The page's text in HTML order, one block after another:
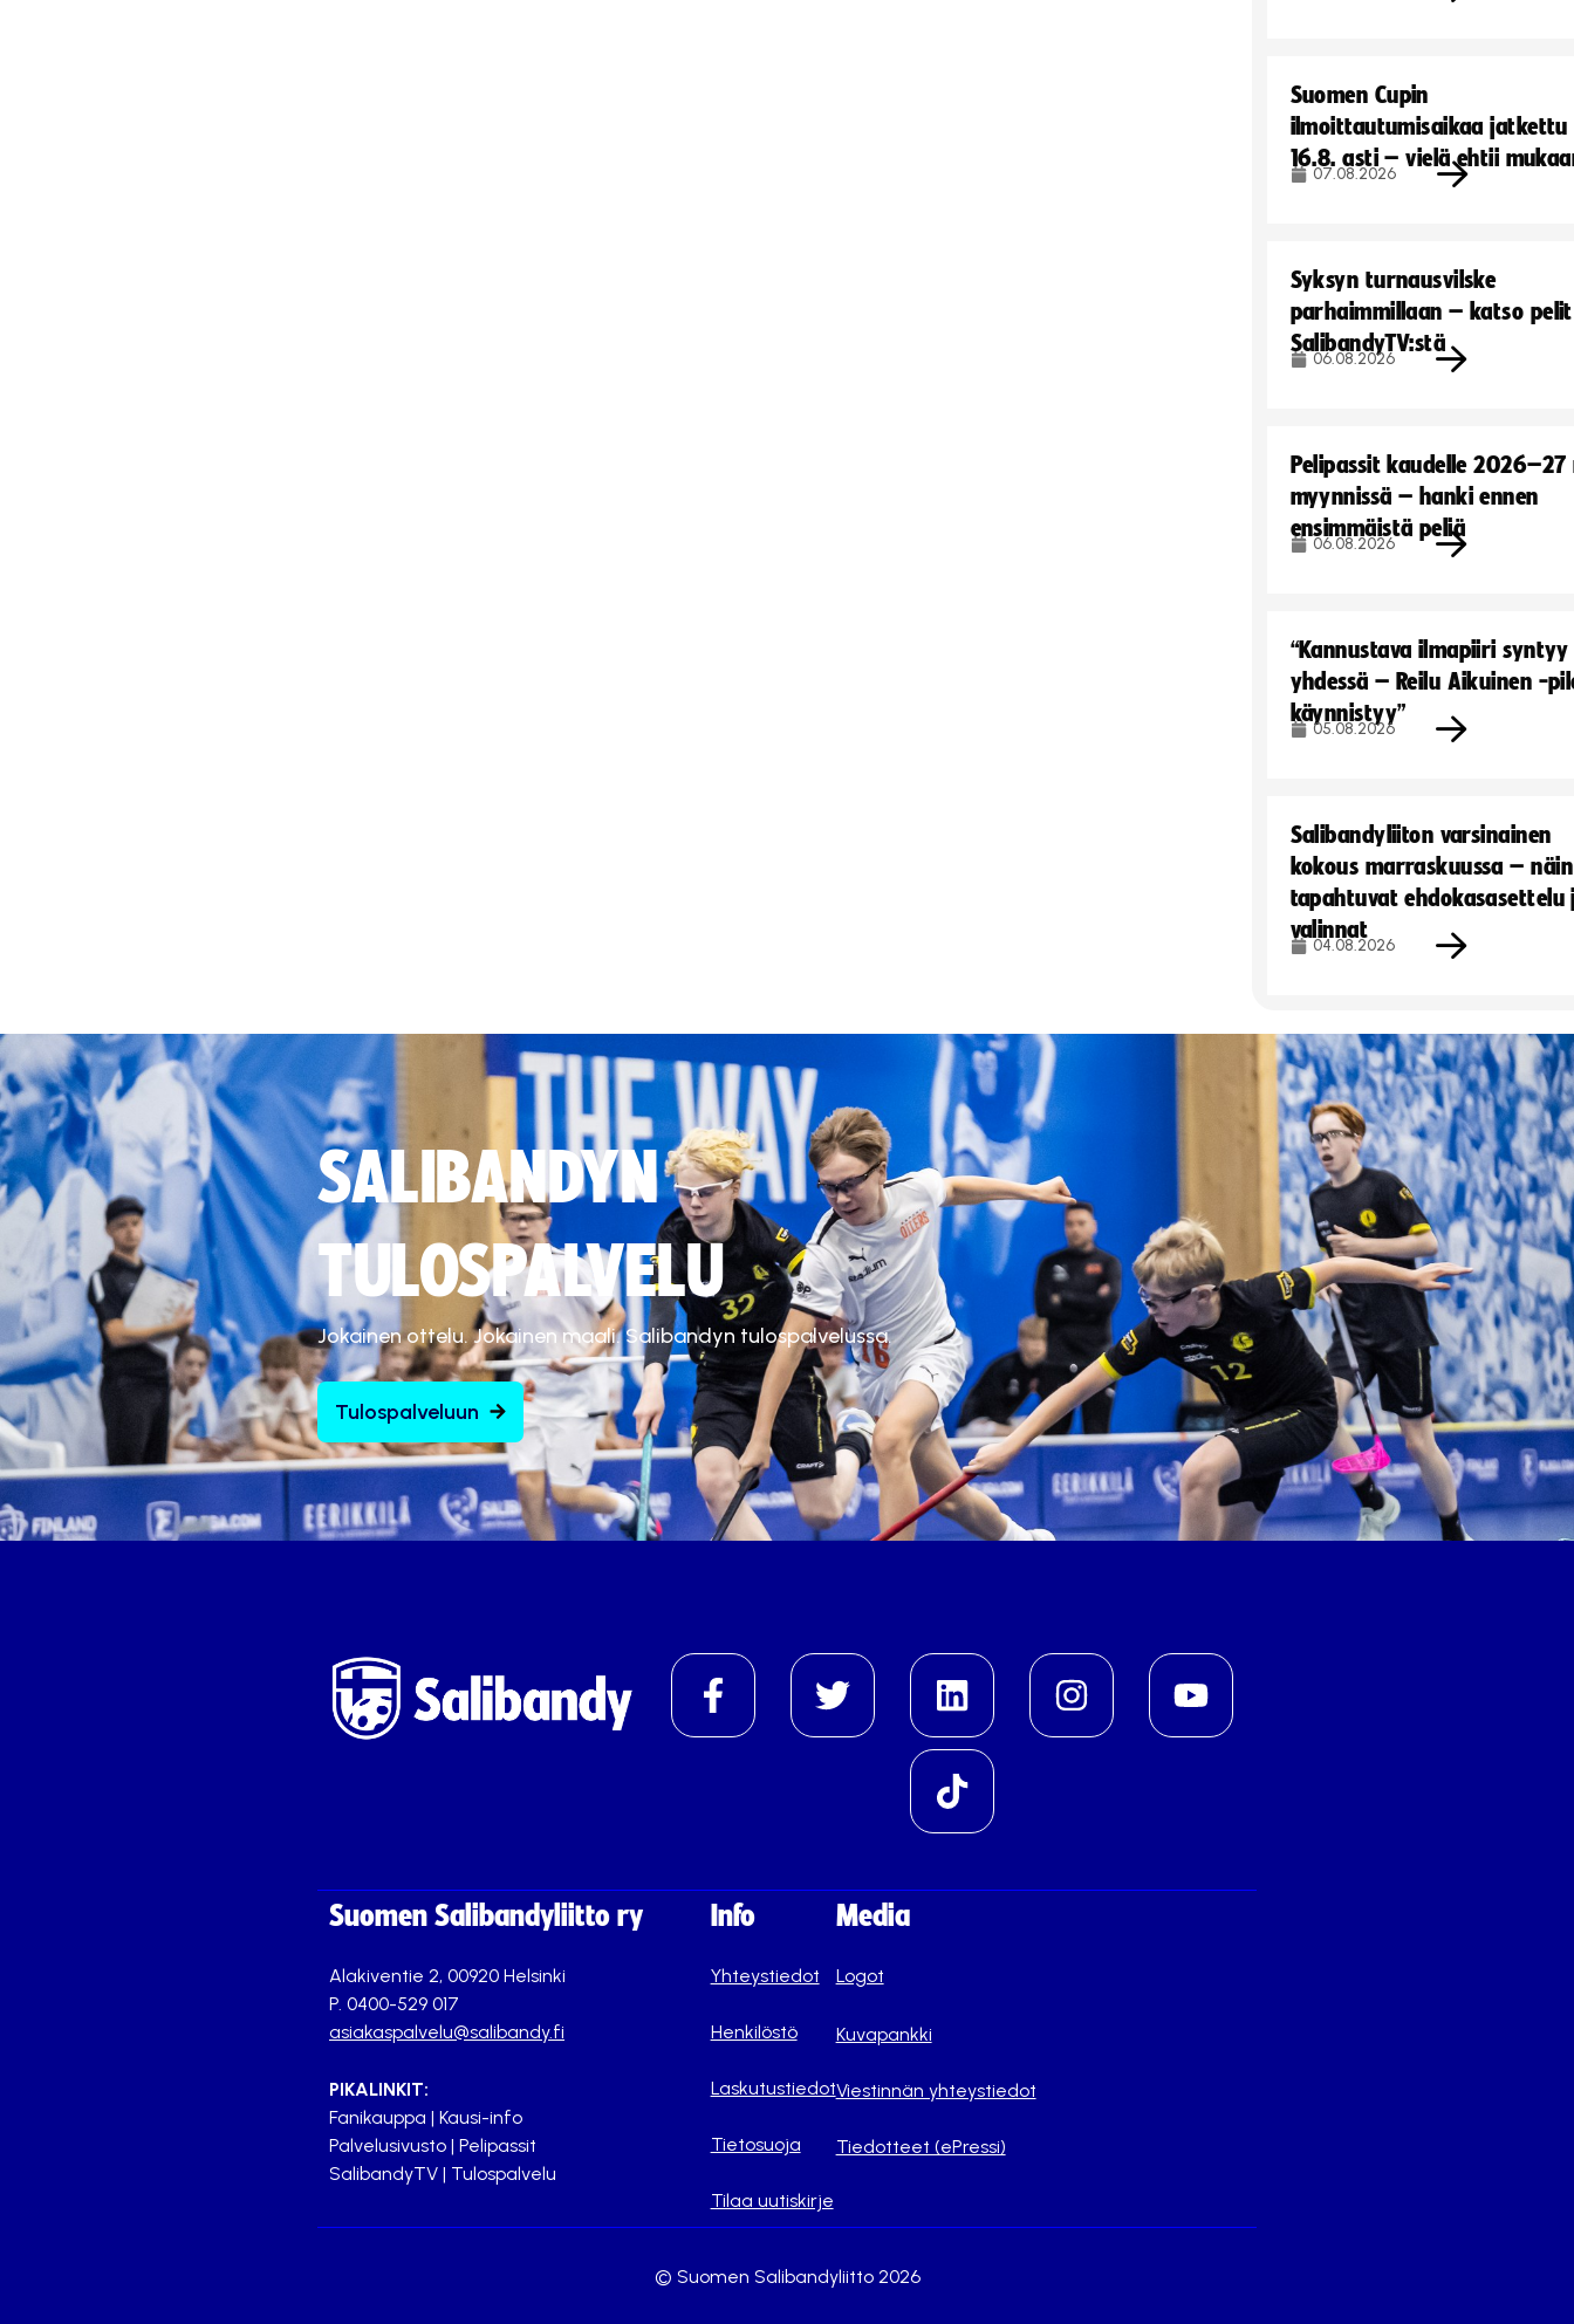
Suomen Cupin
ilmoittautumisaikaa jatkettu
16.8. asti – vielä ehtii
07.08.2026
Syksyn turnausvilske
parhaimmillaan – katso pelit
SalibandyTV:stä
06.08.2026
Pelipassit kaudelle
myynnissä – hanki ennen
ensimmäistä peliä
06.08.2026
“Kannustava ilmapiiri syntyy
yhdessä – Reilu Aikuinen -
käynnistyy”
05.08.2026
Salibandyliiton varsinainen
kokous marraskuussa – näin
tapahtuvat ehdokasasettelu
valinnat
04.08.2026
SALIBANDYN
TULOSPALVELU
Jokainen ottelu. Jokainen maali. Salibandyn tulospalvelussa.
Tulospalveluun
Suomen Salibandyliitto ry
Alakiventie 2, 00920 Helsinki
P. 0400-529 017
asiakaspalvelu@salibandy.fi
PIKALINKIT:
Fanikauppa | Kausi-info
Palvelusivusto | Pelipassit
SalibandyTV | Tulospalvelu
Info
Yhteystiedot
Henkilöstö
Laskutustiedot
Tietosuoja
Tilaa uutiskirje
Media
Logot
Kuvapankki
Viestinnän yhteystiedot
Tiedotteet (ePressi)
© Suomen Salibandyliitto 2026